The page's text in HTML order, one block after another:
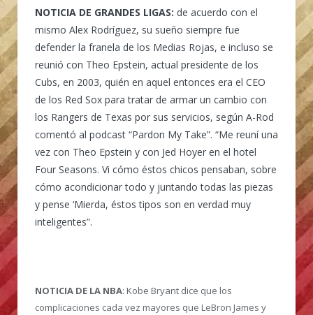
NOTICIA DE GRANDES LIGAS: de acuerdo con el
mismo Alex Rodríguez, su sueño siempre fue
defender la franela de los Medias Rojas, e incluso se
reunió con Theo Epstein, actual presidente de los
Cubs, en 2003, quién en aquel entonces era el CEO
de los Red Sox para tratar de armar un cambio con
los Rangers de Texas por sus servicios, según A-Rod
comentó al podcast “Pardon My Take”. “Me reuní una
vez con Theo Epstein y con Jed Hoyer en el hotel
Four Seasons. Vi cómo éstos chicos pensaban, sobre
cómo acondicionar todo y juntando todas las piezas
y pense ‘Mierda, éstos tipos son en verdad muy
inteligentes”.
NOTICIA DE LA NBA: Kobe Bryant dice que los
complicaciones cada vez mayores que LeBron James y